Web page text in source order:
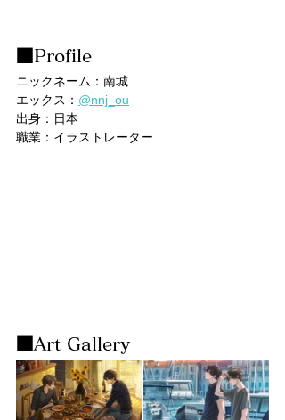
■Profile
ニックネーム：南城
エックス： @nnj_ou
出身：日本
職業：イラストレーター
■Art Gallery